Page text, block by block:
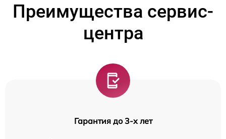
Преимущества сервис-
центра
Гарантия до 3-х лет